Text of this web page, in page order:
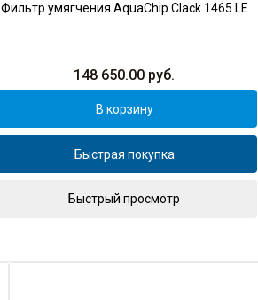
Фильтр умягчения AquaChip Clack 1465 LE
148 650.00 руб.
В корзину
Быстрая покупка
Быстрый просмотр